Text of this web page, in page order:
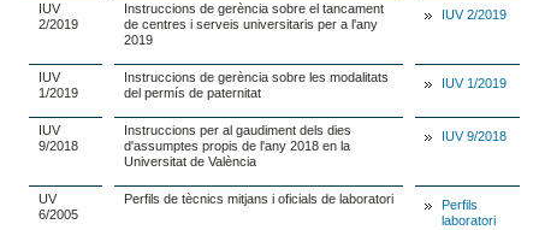
IUV
2/2019
Instruccions de gerència sobre el tancament
de centres i serveis universitaris per a l'any
2019
IUV 2/2019
IUV
1/2019
Instruccions de gerència sobre les modalitats
del permís de paternitat
IUV 1/2019
IUV
9/2018
Instruccions per al gaudiment dels dies
d'assumptes propis de l'any 2018 en la
Universitat de València
IUV 9/2018
UV
6/2005
Perfils de tècnics mitjans i oficials de laboratori
Perfils
laboratori